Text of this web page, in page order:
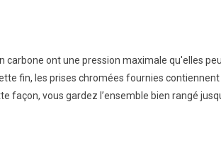
carbone ont une pression maximale qu'elles
fin, les prises chromées fournies
façon, vous gardez l’ensemble bien rangé